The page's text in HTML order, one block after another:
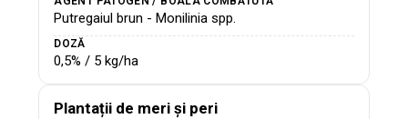
Putregaiul brun - Monilinia spp.
DOZĂ
0,5% / 5 kg/ha
Plantații de meri și peri